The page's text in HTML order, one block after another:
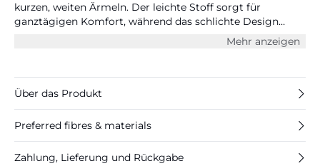
kurzen, weiten Ärmeln. Der leichte Stoff sorgt für
ganztägigen Komfort, während das schlichte Design
Mehr anzeigen
Über das Produkt
Preferred fibres & materials
Zahlung, Lieferung und Rückgabe